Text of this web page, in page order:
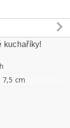
kuchaříky!
7,5 cm